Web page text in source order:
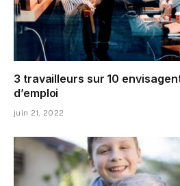
3 travailleurs sur 10
d’emploi
juin 21, 2022